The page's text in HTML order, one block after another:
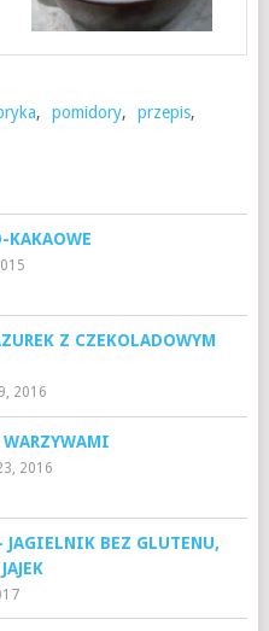
, pomidory, przepis,
KAKAOWE
Z CZEKOLADOWYM
2016
2016
JAGIELNIK BEZ GLUTENU,